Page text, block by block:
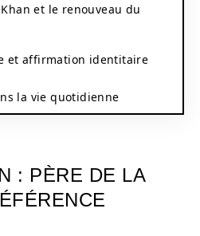
et le renouveau du
et affirmation identitaire
la vie quotidienne
: PÈRE DE LA